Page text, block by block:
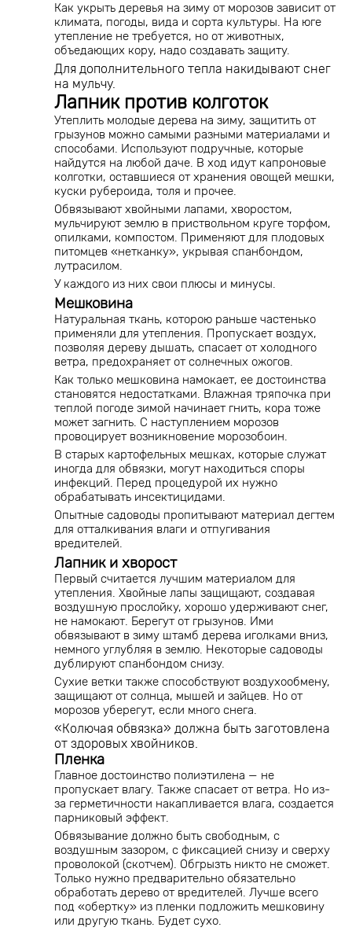
Как укрыть деревья на зиму от морозов зависит от
климата, погоды, вида и сорта культуры. На юге
утепление не требуется, но от животных,
объедающих кору, надо создавать защиту.
Для дополнительного тепла накидывают снег
на мульчу.
Лапник против колготок
Утеплить молодые дерева на зиму, защитить от
грызунов можно самыми разными материалами и
способами. Используют подручные, которые
найдутся на любой даче. В ход идут капроновые
колготки, оставшиеся от хранения овощей мешки,
куски рубероида, толя и прочее.
Обвязывают хвойными лапами, хворостом,
мульчируют землю в приствольном круге торфом,
опилками, компостом. Применяют для плодовых
питомцев «нетканку», укрывая спанбондом,
лутрасилом.
У каждого из них свои плюсы и минусы.
Мешковина
Натуральная ткань, которою раньше частенько
применяли для утепления. Пропускает воздух,
позволяя дереву дышать, спасает от холодного
ветра, предохраняет от солнечных ожогов.
Как только мешковина намокает, ее достоинства
становятся недостатками. Влажная тряпочка при
теплой погоде зимой начинает гнить, кора тоже
может загнить. С наступлением морозов
провоцирует возникновение морозобоин.
В старых картофельных мешках, которые служат
иногда для обвязки, могут находиться споры
инфекций. Перед процедурой их нужно
обрабатывать инсектицидами.
Опытные садоводы пропитывают материал дегтем
для отталкивания влаги и отпугивания
вредителей.
Лапник и хворост
Первый считается лучшим материалом для
утепления. Хвойные лапы защищают, создавая
воздушную прослойку, хорошо удерживают снег,
не намокают. Берегут от грызунов. Ими
обвязывают в зиму штамб дерева иголками вниз,
немного углубляя в землю. Некоторые садоводы
дублируют спанбондом снизу.
Сухие ветки также способствуют воздухообмену,
защищают от солнца, мышей и зайцев. Но от
морозов уберегут, если много снега.
«Колючая обвязка» должна быть заготовлена
от здоровых хвойников.
Пленка
Главное достоинство полиэтилена — не
пропускает влагу. Также спасает от ветра. Но из-
за герметичности накапливается влага, создается
парниковый эффект.
Обвязывание должно быть свободным, с
воздушным зазором, с фиксацией снизу и сверху
проволокой (скотчем). Обгрызть никто не сможет.
Только нужно предварительно обязательно
обработать дерево от вредителей. Лучше всего
под «обертку» из пленки подложить мешковину
или другую ткань. Будет сухо.